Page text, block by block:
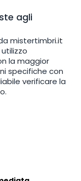
agli
mistertimbri.it
la maggior
specifiche con
verificare la